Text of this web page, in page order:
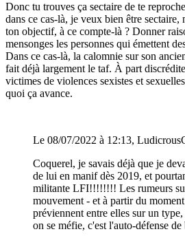
Donc tu trouves ça sectaire de te
dans ce cas-là, je veux bien être
ton objectif, à ce compte-là ? Donner
mensonges les personnes qui émettent
Dans ce cas-là, la calomnie sur son
fait déjà largement le taf. À part
victimes de violences sexistes et
quoi ça avance.
Le 08/07/2022 à 12:13,
Coquerel, je savais déjà que je
de lui en manif dès 2019, et
militante LFI!!!!!!!! Les rumeurs
mouvement - et à partir du
préviennent entre elles sur un
on se méfie, c'est l'auto-défense de